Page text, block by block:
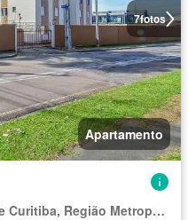
7fotos
Apartamento
Região Geográfica Imediata de Curitiba, Região Metropolitana de Curitiba